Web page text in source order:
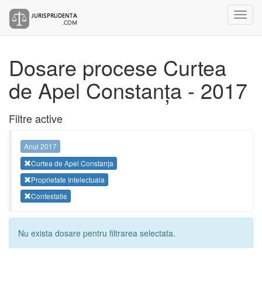
Dosare procese Curtea
de Apel Constanța - 2017
Filtre active
Anul 2017
Curtea de Apel Constanța
Proprietate Intelectuala
Contestatie
Nu exista dosare pentru filtrarea selectata.